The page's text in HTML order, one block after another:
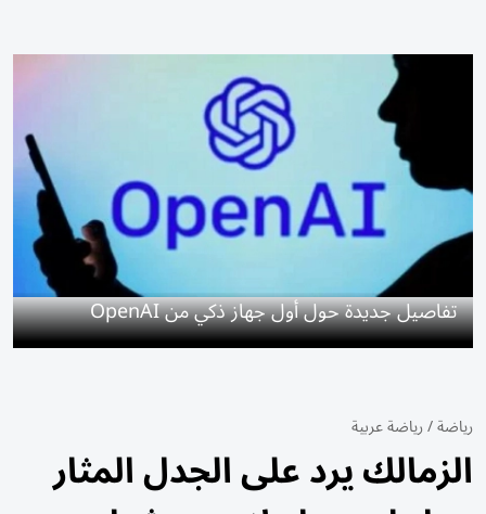
تفاصيل جديدة حول أول جهاز ذكي من OpenAI
رياضة/رياضة عربية
الزمالك يرد على الجدل المثار